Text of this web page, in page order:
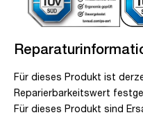
Für dieses Produkt ist
Reparierbarkeitswert
Für dieses Produkt sind